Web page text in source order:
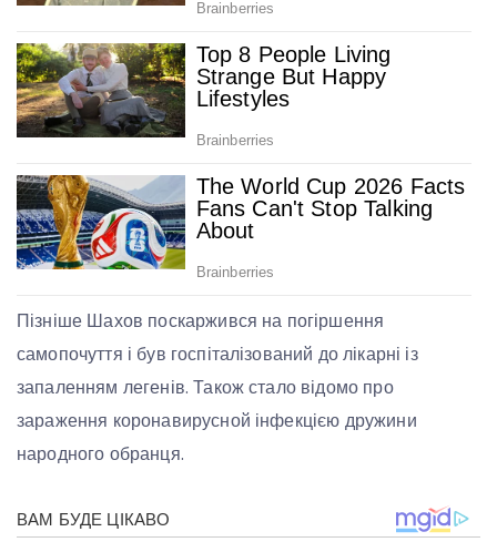
Пізніше Шахов поскаржився на погіршення
самопочуття і був госпіталізований до лікарні із
запаленням легенів. Також стало відомо про
зараження коронавирусной інфекцією дружини
народного обранця.